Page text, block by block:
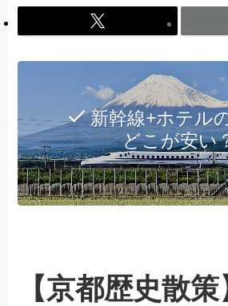
新幹線+ホテル
どこが安い
【京都歴史散